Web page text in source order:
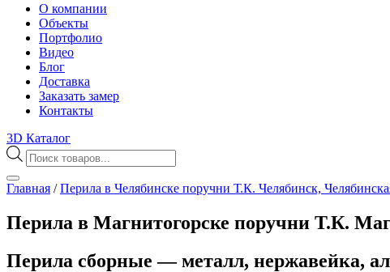
О компании
Объекты
Портфолио
Видео
Блог
Доставка
Заказать замер
Контакты
3D Каталог
Поиск
товаров
Главная /Перила в Челябинске поручни Т.К. Челябинск,
Перила в Магнитогорске поручни Т.К.
Перила сборные — металл, нержавейка,